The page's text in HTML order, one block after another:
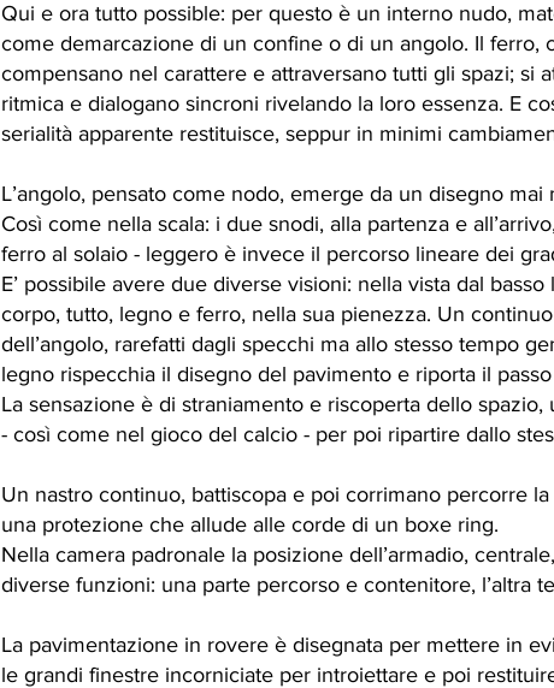
Qui e ora tutto possible: per questo è un interno nudo,
come demarcazione di un confine o di un angolo. Il ferro,
compensano nel carattere e attraversano tutti gli spazi; si
ritmica e dialogano sincroni rivelando la loro essenza. E
serialità apparente restituisce, seppur in minimi
L’angolo, pensato come nodo, emerge da un disegno
Così come nella scala: i due snodi, alla partenza e
ferro al solaio - leggero è invece il percorso lineare dei
E’ possibile avere due diverse visioni: nella vista dal
corpo, tutto, legno e ferro, nella sua pienezza. Un
dell’angolo, rarefatti dagli specchi ma allo stesso tempo
legno rispecchia il disegno del pavimento e riporta il
La sensazione è di straniamento e riscoperta dello
- così come nel gioco del calcio - per poi ripartire dallo
Un nastro continuo, battiscopa e poi corrimano percorre
una protezione che allude alle corde di un boxe ring.
Nella camera padronale la posizione dell’armadio,
diverse funzioni: una parte percorso e contenitore, l’altra
La pavimentazione in rovere è disegnata per mettere in
le grandi finestre incorniciate per introiettare e poi